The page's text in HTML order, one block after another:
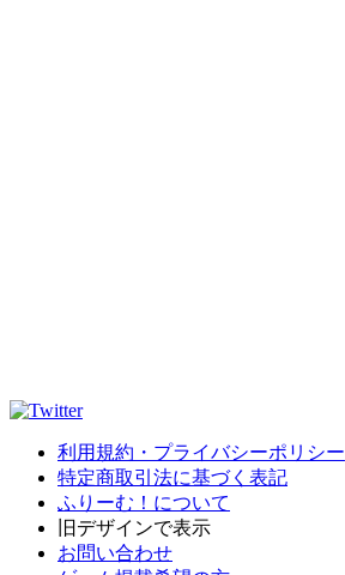
利用規約・プライバシーポリシー
特定商取引法に基づく表記
ふりーむ！について
旧デザインで表示
お問い合わせ